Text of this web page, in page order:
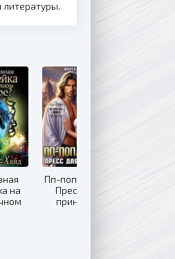
литературы.
на
Пп-попаданка.
Пресс для
принцесс